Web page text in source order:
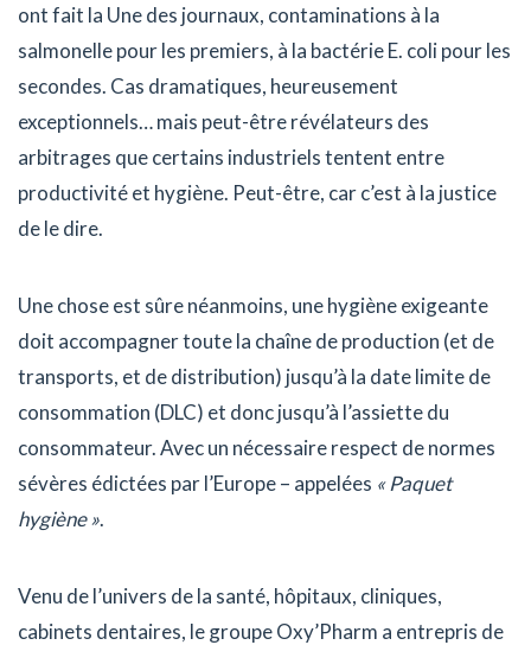
ont fait la Une des journaux, contaminations à la
salmonelle pour les premiers, à la bactérie E. coli pour les
secondes. Cas dramatiques, heureusement
exceptionnels… mais peut-être révélateurs des
arbitrages que certains industriels tentent entre
productivité et hygiène. Peut-être, car c’est à la justice
de le dire.
Une chose est sûre néanmoins, une hygiène exigeante
doit accompagner toute la chaîne de production (et de
transports, et de distribution) jusqu’à la date limite de
consommation (DLC) et donc jusqu’à l’assiette du
consommateur. Avec un nécessaire respect de normes
sévères édictées par l’Europe – appelées « Paquet
hygiène ».
Venu de l’univers de la santé, hôpitaux, cliniques,
cabinets dentaires, le groupe Oxy’Pharm a entrepris de